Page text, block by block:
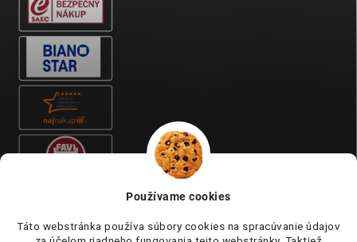
Používame cookies
Táto webstránka používa súbory cookies na spracúvanie údajov